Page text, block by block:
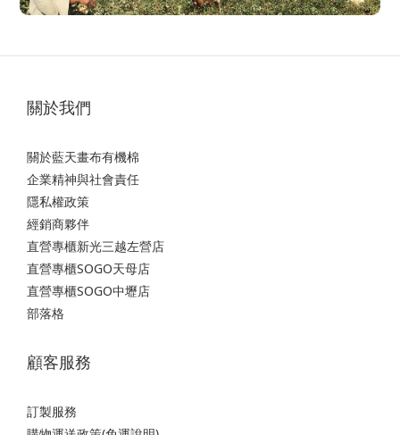
關於我們
關於藍天畫布有機棉
企業精神與社會責任
隱私權政策
經銷商夥伴
直營專櫃新光三越左營店
直營專櫃SOGO天母店
直營專櫃SOGO中壢店
部落格
顧客服務
訂製服務